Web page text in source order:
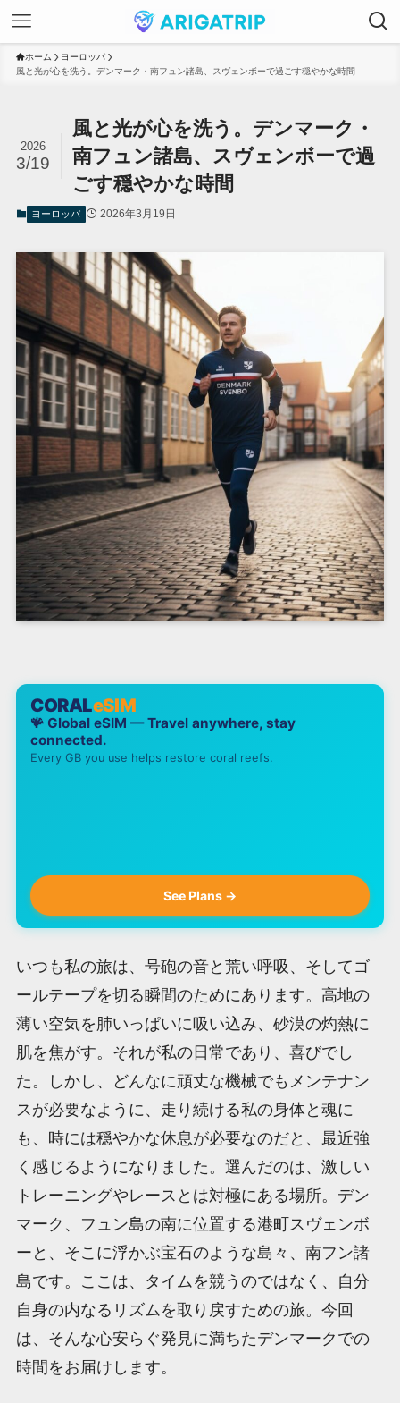
ホーム
ヨーロッパ
風と光が心を洗う。デンマーク・南フュン諸島、スヴェンボーで過ごす穏やかな時間
風と光が心を洗う。デンマーク・
南フュン諸島、スヴェンボーで過
ごす穏やかな時間
2026
3/19
ヨーロッパ 2026年3月19日
CORALeSIM
🪸 Global eSIM — Travel anywhere, stay
connected.
Every GB you use helps restore coral reefs.
See Plans →
いつも私の旅は、号砲の音と荒い呼吸、そしてゴ
ールテープを切る瞬間のためにあります。高地の
薄い空気を肺いっぱいに吸い込み、砂漠の灼熱に
肌を焦がす。それが私の日常であり、喜びでし
た。しかし、どんなに頑丈な機械でもメンテナン
スが必要なように、走り続ける私の身体と魂に
も、時には穏やかな休息が必要なのだと、最近強
く感じるようになりました。選んだのは、激しい
トレーニングやレースとは対極にある場所。デン
マーク、フュン島の南に位置する港町スヴェンボ
ーと、そこに浮かぶ宝石のような島々、南フン諸
島です。ここは、タイムを競うのではなく、自分
自身の内なるリズムを取り戻すための旅。今回
は、そんな心安らぐ発見に満ちたデンマークでの
時間をお届けします。